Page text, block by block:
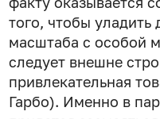
того, чтобы
масштаба с особой
следует внешне
привлекательная
Гарбо). Именно в